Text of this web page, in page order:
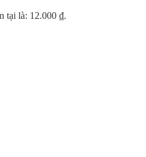
tại là: 12.000 ₫.